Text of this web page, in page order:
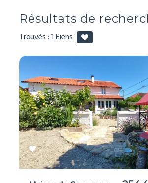
Résultats de
Trouvés :1Biens